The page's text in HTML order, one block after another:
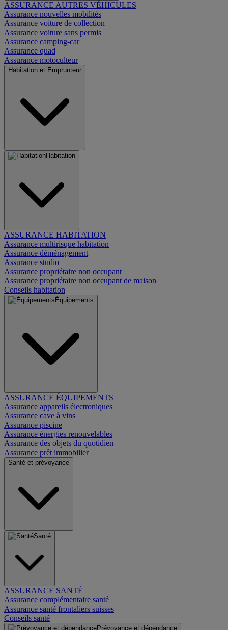
ASSURANCE AUTRES VÉHICULES
Assurance nouvelles mobilités
Assurance voiture de collection
Assurance voiture sans permis
Assurance camping-car
Assurance quad
Assurance motoculteur
Habitation et Emprunteur
Habitation
ASSURANCE HABITATION
Assurance multirisque habitation
Assurance déménagement
Assurance studio
Assurance propriétaire non occupant
Assurance propriétaire non occupant de maison
Conseils habitation
Équipements
ASSURANCE ÉQUIPEMENTS
Assurance appareils électroniques
Assurance cave à vins
Assurance piscine
Assurance énergies renouvelables
Assurance des objets du quotidien
Assurance prêt immobilier
Santé et prévoyance
Santé
ASSURANCE SANTÉ
Assurance complémentaire santé
Assurance santé frontaliers suisses
Conseils santé
Prévoyance et dépendance